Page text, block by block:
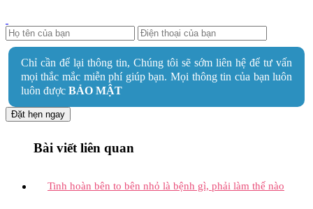
Chỉ cần để lại thông tin, Chúng tôi sẽ sớm liên hệ để tư vấn
mọi thắc mắc miễn phí giúp bạn. Mọi thông tin của bạn luôn
luôn được BẢO MẬT
Đặt hẹn ngay
Bài viết liên quan
Tinh hoàn bên to bên nhỏ là bệnh gì, phải làm thế nào